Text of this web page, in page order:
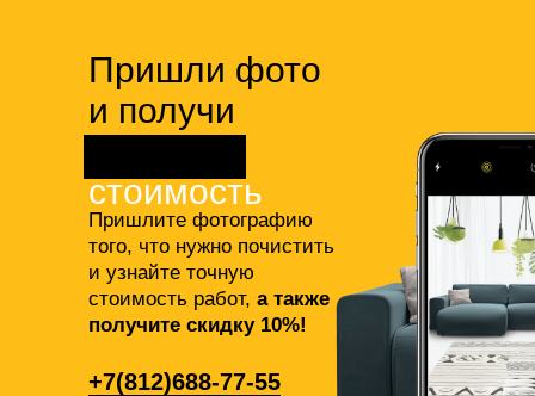
Пришлите фотографию
того, что нужно почистить
и узнайте точную
стоимость работ, а также
получите скидку 10%!
Пришли фото
и получи
стоимость
+7(812)688-77-55